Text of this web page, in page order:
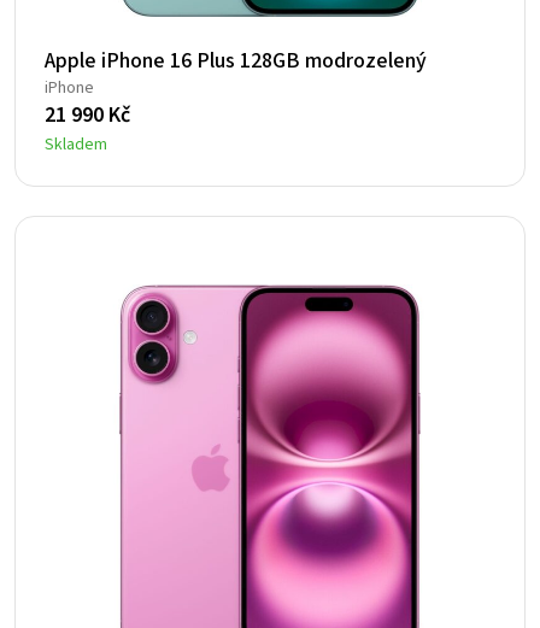
Apple iPhone 16 Plus 128GB modrozelený
iPhone
21 990 Kč
Skladem